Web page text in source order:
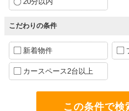
こだわりの条件
新着物件
カースペース2台以上